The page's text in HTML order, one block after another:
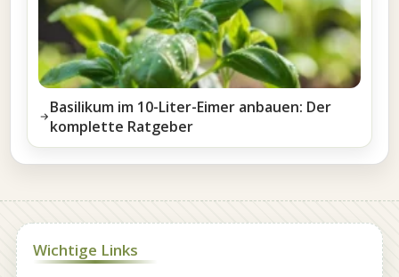
Basilikum im 10-Liter-Eimer anbauen: Der
komplette Ratgeber
Wichtige Links